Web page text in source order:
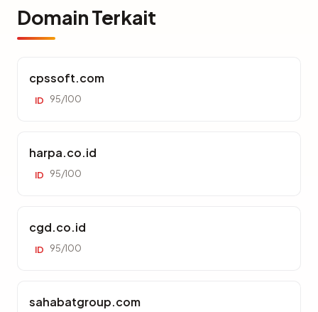
Domain Terkait
cpssoft.com
ID 95/100
harpa.co.id
ID 95/100
cgd.co.id
ID 95/100
sahabatgroup.com